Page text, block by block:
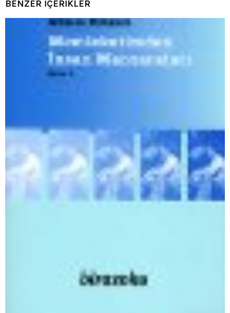
BENZER İÇERİKLER